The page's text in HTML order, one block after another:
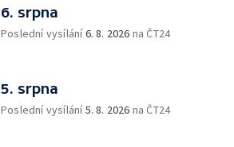
6. srpna
Poslední vysílání6. 8. 2026 na ČT24
5. srpna
Poslední vysílání5. 8. 2026 na ČT24